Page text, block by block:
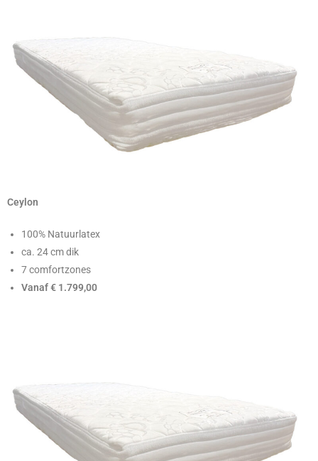
Ceylon
100% Natuurlatex
ca. 24 cm dik
7 comfortzones
Vanaf € 1.799,00